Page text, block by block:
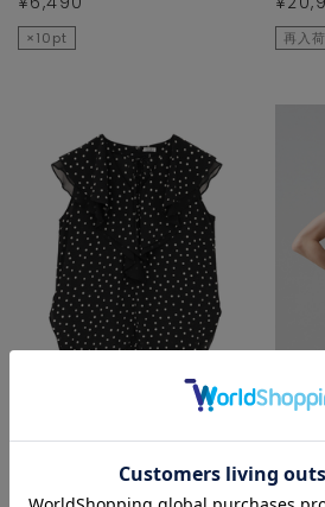
×10pt 再入荷